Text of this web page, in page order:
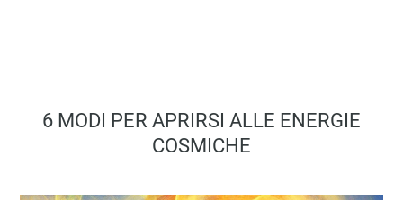
6 MODI PER APRIRSI ALLE ENERGIE
COSMICHE